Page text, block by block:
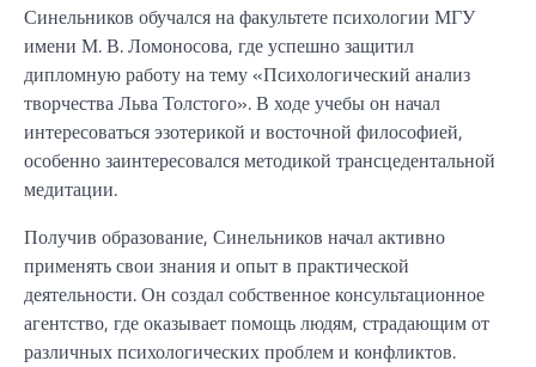
Синельников обучался на факультете психологии МГУ
имени М. В. Ломоносова, где успешно защитил
дипломную работу на тему «Психологический анализ
творчества Льва Толстого». В ходе учебы он начал
интересоваться эзотерикой и восточной философией,
особенно заинтересовался методикой трансцедентальной
медитации.
Получив образование, Синельников начал активно
применять свои знания и опыт в практической
деятельности. Он создал собственное консультационное
агентство, где оказывает помощь людям, страдающим от
различных психологических проблем и конфликтов.